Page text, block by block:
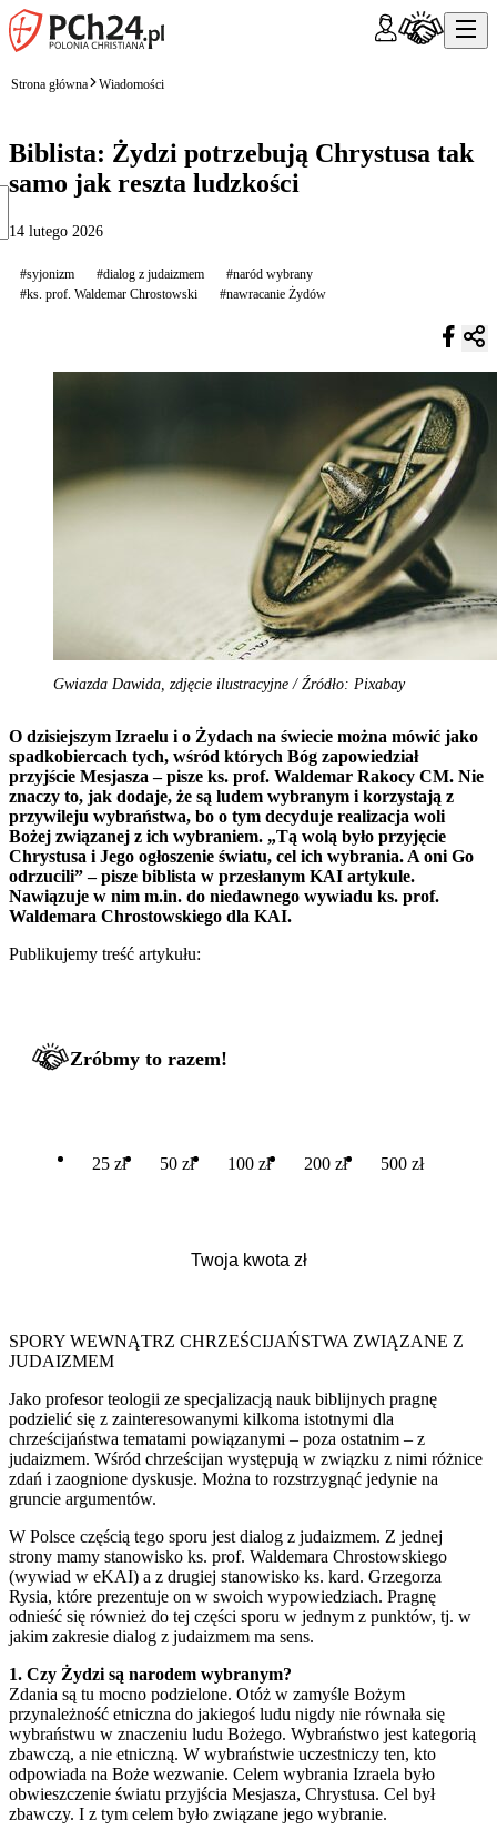
Strona główna Wiadomości
Biblista: Żydzi potrzebują Chrystusa tak
samo jak reszta ludzkości
14 lutego 2026
#syjonizm #dialog z judaizmem
#naród wybrany
#ks. prof. Waldemar Chrostowski
#nawracanie Żydów
Gwiazda Dawida, zdjęcie ilustracyjne / Źródło: Pixabay
O dzisiejszym Izraelu i o Żydach na świecie można mówić jako
spadkobiercach tych, wśród których Bóg zapowiedział
przyjście Mesjasza – pisze ks. prof. Waldemar Rakocy CM. Nie
znaczy to, jak dodaje, że są ludem wybranym i korzystają z
przywileju wybraństwa, bo o tym decyduje realizacja woli
Bożej związanej z ich wybraniem. „Tą wolą było przyjęcie
Chrystusa i Jego ogłoszenie światu, cel ich wybrania. A oni Go
odrzucili” – pisze biblista w przesłanym KAI artykule.
Nawiązuje w nim m.in. do niedawnego wywiadu ks. prof.
Waldemara Chrostowskiego dla KAI.
Publikujemy treść artykułu:
Zróbmy to razem!
25 zł 50 zł 100 zł 200 zł 500 zł
SPORY WEWNĄTRZ CHRZEŚCIJAŃSTWA ZWIĄZANE Z
JUDAIZMEM
Jako profesor teologii ze specjalizacją nauk biblijnych pragnę
podzielić się z zainteresowanymi kilkoma istotnymi dla
chrześcijaństwa tematami powiązanymi – poza ostatnim – z
judaizmem. Wśród chrześcijan występują w związku z nimi różnice
zdań i zaognione dyskusje. Można to rozstrzygnąć jedynie na
gruncie argumentów.
W Polsce częścią tego sporu jest dialog z judaizmem. Z jednej
strony mamy stanowisko ks. prof. Waldemara Chrostowskiego
(wywiad w eKAI) a z drugiej stanowisko ks. kard. Grzegorza
Rysia, które prezentuje on w swoich wypowiedziach. Pragnę
odnieść się również do tej części sporu w jednym z punktów, tj. w
jakim zakresie dialog z judaizmem ma sens.
1. Czy Żydzi są narodem wybranym?
Zdania są tu mocno podzielone. Otóż w zamyśle Bożym
przynależność etniczna do jakiegoś ludu nigdy nie równała się
wybraństwu w znaczeniu ludu Bożego. Wybraństwo jest kategorią
zbawczą, a nie etniczną. W wybraństwie uczestniczy ten, kto
odpowiada na Boże wezwanie. Celem wybrania Izraela było
obwieszczenie światu przyjścia Mesjasza, Chrystusa. Cel był
zbawczy. I z tym celem było związane jego wybranie.